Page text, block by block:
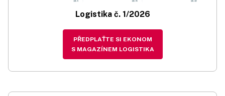
Logistika č. 1/2026
PŘEDPLAŤTE SI EKONOM
S MAGAZÍNEM LOGISTIKA